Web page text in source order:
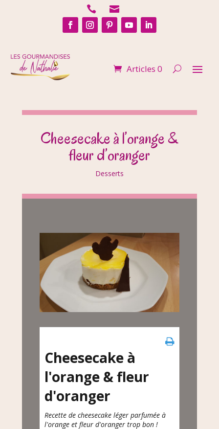
 
Articles 0
Cheesecake à l’orange &
fleur d’oranger
Desserts
Cheesecake à
l'orange & fleur
d'oranger
Recette de cheesecake léger parfumée à
l'orange et fleur d'oranger trop bon !